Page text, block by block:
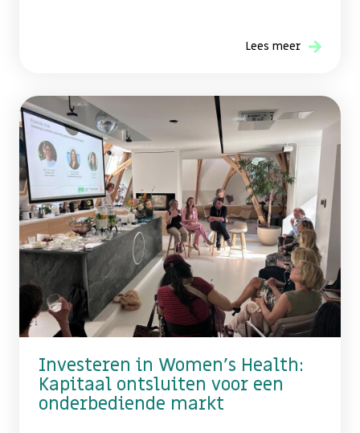
Lees meer
Investeren in Women's Health:
Kapitaal ontsluiten voor een
onderbediende markt